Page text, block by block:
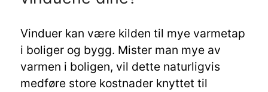
Vinduer kan være kilden til mye varmetap
i boliger og bygg. Mister man mye av
varmen i boligen, vil dette naturligvis
medføre store kostnader knyttet til